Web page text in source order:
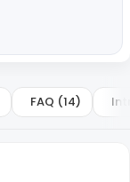
FAQ (14)